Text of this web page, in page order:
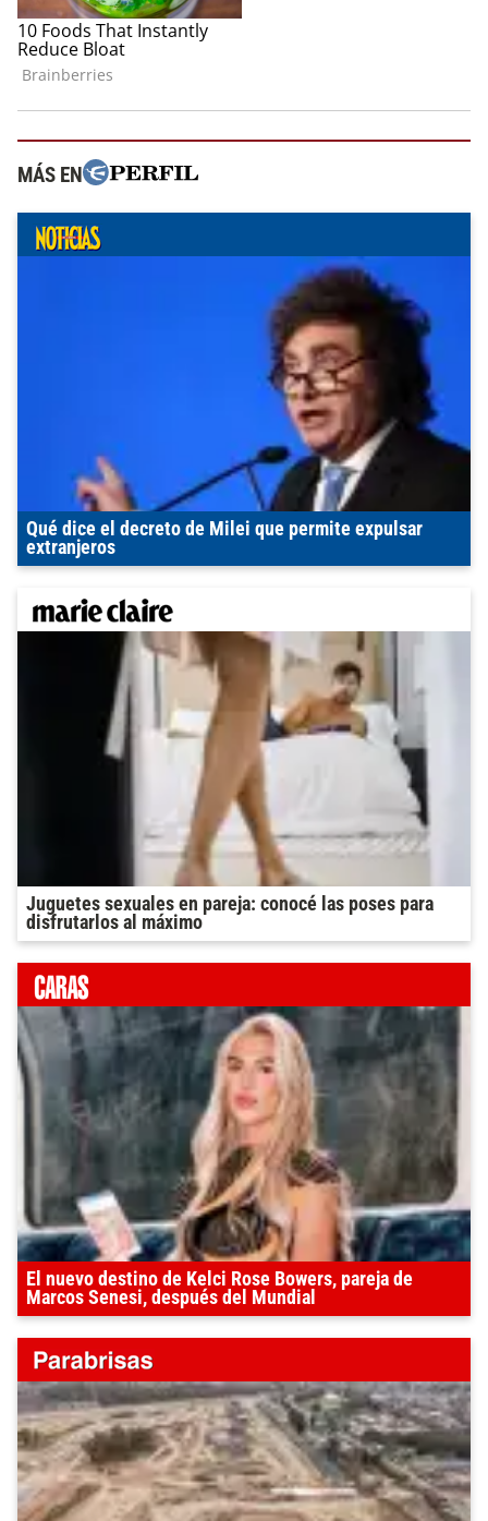
MÁS EN
Qué dice el decreto de Milei que permite expulsar
extranjeros
Juguetes sexuales en pareja: conocé las poses para
disfrutarlos al máximo
El nuevo destino de Kelci Rose Bowers, pareja de
Marcos Senesi, después del Mundial